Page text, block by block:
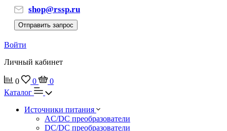
shop@rssp.ru
Отправить запрос
Войти
Личный кабинет
0 0
0
Каталог
Источники питания
AC/DC преобразователи
DC/DC преобразователи